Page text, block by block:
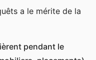
a le mérite de la
pendant le